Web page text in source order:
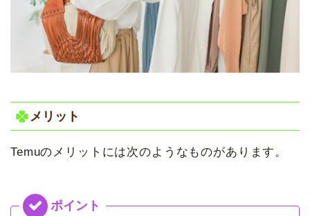
メリット
Temuのメリットには次のようなものがあります。